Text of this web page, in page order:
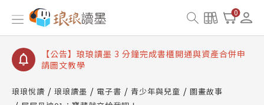
0
【公告】琅琅讀墨數位閱讀資產合併與書櫃開通申請
【公告】琅琅讀墨書櫃開通常見問題
【公告】琅琅讀墨 3 分鐘完成書櫃開通與資產合併申
請圖文教學
查詢
琅琅悅讀 琅琅讀墨 電子書 青少年與兒童
圖畫故事